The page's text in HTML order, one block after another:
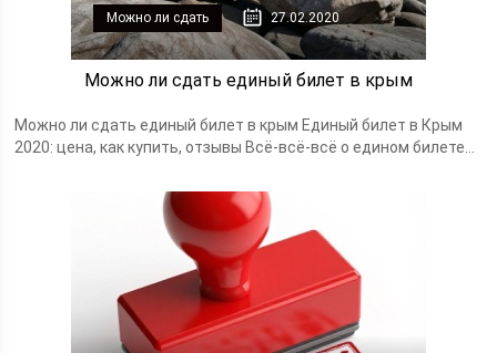
Можно ли сдать 27.02.2020
Можно ли сдать единый билет в крым
Можно ли сдать единый билет в крым Единый билет в Крым
2020: цена, как купить, отзывы Всё-всё-всё о едином билете...